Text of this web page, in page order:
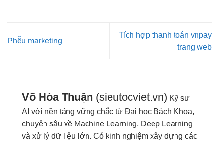
Phễu marketing
Tích hợp thanh toán vnpay
trang web
Võ Hòa Thuận (sieutocviet.vn) Kỹ sư
AI với nền tảng vững chắc từ Đại học Bách Khoa,
chuyên sâu về Machine Learning, Deep Learning
và xử lý dữ liệu lớn. Có kinh nghiệm xây dựng các